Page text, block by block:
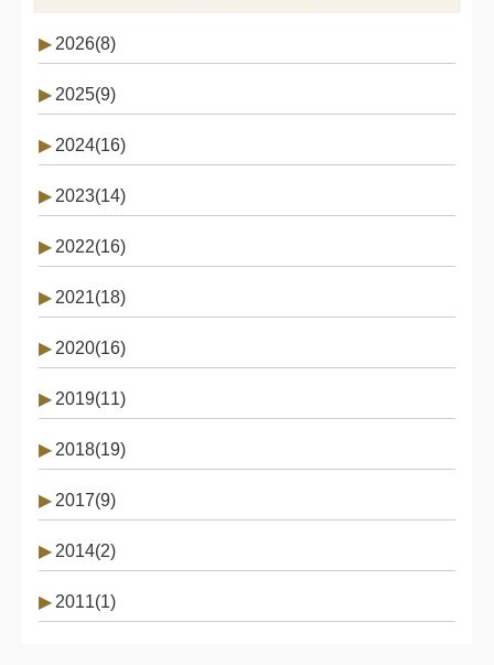
2026(8)
2025(9)
2024(16)
2023(14)
2022(16)
2021(18)
2020(16)
2019(11)
2018(19)
2017(9)
2014(2)
2011(1)